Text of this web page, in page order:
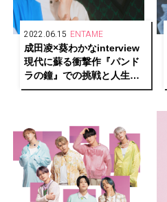
2022.06.15 ENTAME
成田凌×葵わかなinterview
現代に蘇る衝撃作『パンド
ラの鐘』での挑戦と人生の
変化を語る